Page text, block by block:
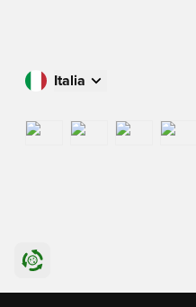
Italia
International